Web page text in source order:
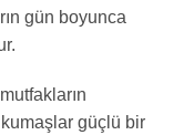
gün boyunca
kumaşlar güçlü bir